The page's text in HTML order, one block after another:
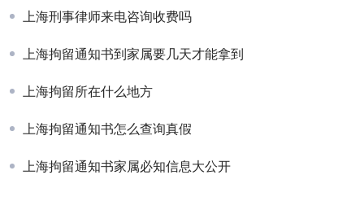
上海刑事律师来电咨询收费吗
上海拘留通知书到家属要几天才能拿到
上海拘留所在什么地方
上海拘留通知书怎么查询真假
上海拘留通知书家属必知信息大公开